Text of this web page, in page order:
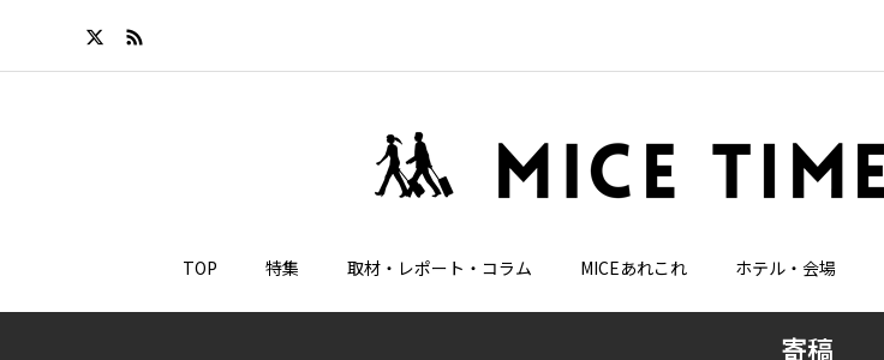
TOP 特集 取材・レポート・コラム MICEあれこれ ホテル・会場
寄稿